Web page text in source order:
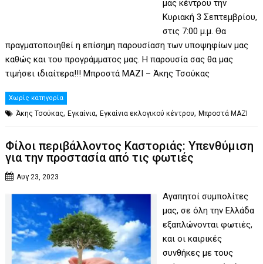
μας κέντρου την
Κυριακή 3 Σεπτεμβρίου,
στις 7:00 μ.μ. Θα
πραγματοποιηθεί η επίσημη παρουσίαση των υποψηφίων μας
καθώς και του προγράμματος μας. Η παρουσία σας θα μας
τιμήσει ιδιαίτερα!!! Μπροστά ΜΑΖΙ – Άκης Τσούκας
Χωρίς κατηγορία
Άκης Τσούκας,Εγκαίνια,Εγκαίνια εκλογικού κέντρου,Μπροστά ΜΑΖΙ
Φίλοι περιβάλλοντος Καστοριάς: Υπενθύμιση
για την προστασία από τις φωτιές
Αυγ 23, 2023
Αγαπητοί συμπολίτες
μας, σε όλη την Ελλάδα
εξαπλώνονται φωτιές,
και οι καιρικές
συνθήκες με τους